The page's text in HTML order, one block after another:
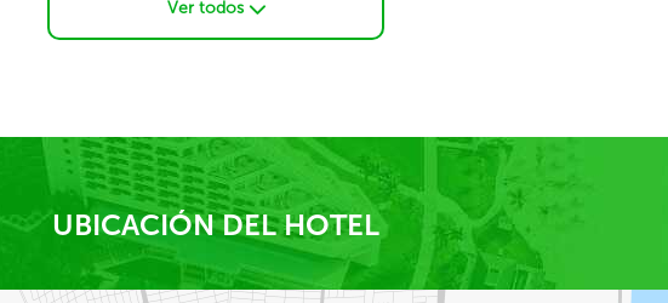
Ver todos
UBICACIÓN DEL HOTEL